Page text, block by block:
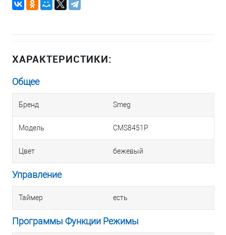
ХАРАКТЕРИСТИКИ:
Общее
Бренд Smeg
Модель CMS8451P
Цвет бежевый
Управление
Таймер есть
Программы Функции Режимы